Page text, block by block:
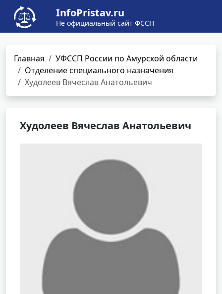
InfoPristav.ru
Не официальный сайт ФССП
Главная
УФССП России по Амурской области
Отделение специального назначения
Худолеев Вячеслав Анатольевич
Худолеев Вячеслав Анатольевич